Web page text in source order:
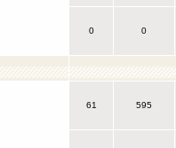
0 0
61 595